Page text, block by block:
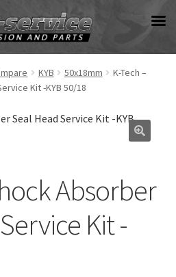
KYB 50x18mm
K-Tech –
Kit -KYB 50/18
Absorber
Kit -